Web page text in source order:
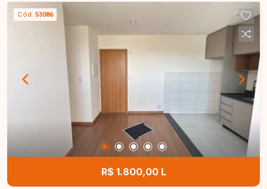
Cód. 53086
R$ 1.800,00 L